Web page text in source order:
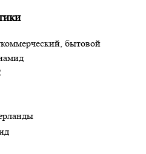
бытовой